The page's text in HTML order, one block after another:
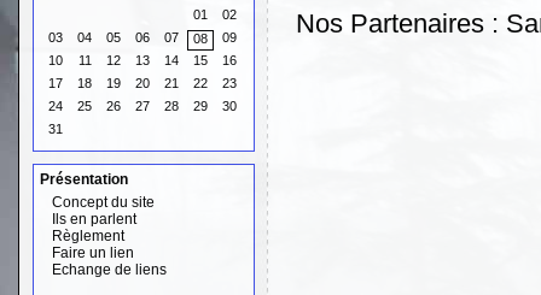
01
02
03
04 05 06 07 08
09
10
11 12 13 14 15
16
17
18 19 20 21 22
23
24
25 26 27 28 29
30
31
Présentation
Concept du site
Ils en parlent
Règlement
Faire un lien
Echange de liens
Nos Partenaires :